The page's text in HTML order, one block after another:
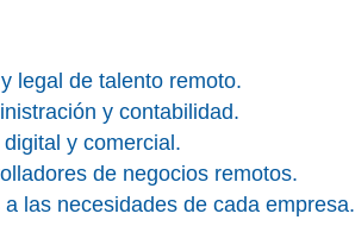
legal de talento remoto.
y contabilidad.
y comercial.
de negocios remotos.
las necesidades de cada empresa.